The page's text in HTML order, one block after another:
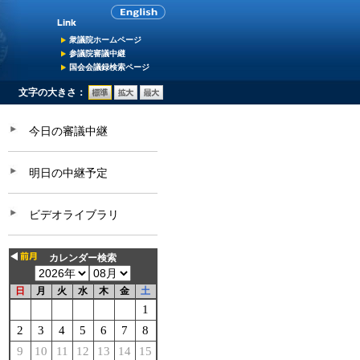
衆議院ホームページ
参議院審議中継
国会会議録検索ページ
文字の大きさ：
今日の審議中継
明日の中継予定
ビデオライブラリ
カレンダー検索
日 月 火 水 木 金 土
1
2
3 4 5 6 7
8
9
10 11 12 13 14
15